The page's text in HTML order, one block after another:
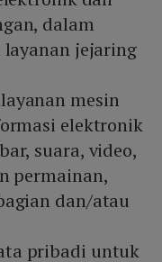
dalam
jejaring
mesin
elektronik
suara, video,
permainan,
dan/atau
pribadi untuk